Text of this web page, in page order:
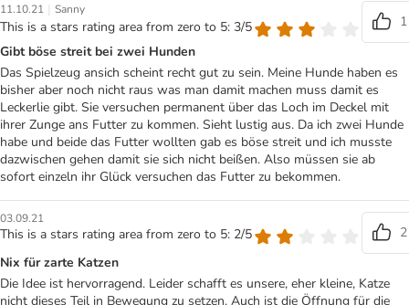
11.10.21 | Sanny
This is a stars rating area from zero to 5: 3/5
1
Gibt böse streit bei zwei Hunden
Das Spielzeug ansich scheint recht gut zu sein. Meine Hunde haben es
bisher aber noch nicht raus was man damit machen muss damit es
Leckerlie gibt. Sie versuchen permanent über das Loch im Deckel mit
ihrer Zunge ans Futter zu kommen. Sieht lustig aus. Da ich zwei Hunde
habe und beide das Futter wollten gab es böse streit und ich musste
dazwischen gehen damit sie sich nicht beißen. Also müssen sie ab
sofort einzeln ihr Glück versuchen das Futter zu bekommen.
03.09.21
This is a stars rating area from zero to 5: 2/5
2
Nix für zarte Katzen
Die Idee ist hervorragend. Leider schafft es unsere, eher kleine, Katze
nicht dieses Teil in Bewegung zu setzen. Auch ist die Öffnung für die